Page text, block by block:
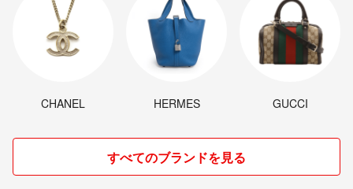
CHANEL HERMES GUCCI
すべてのブランドを見る